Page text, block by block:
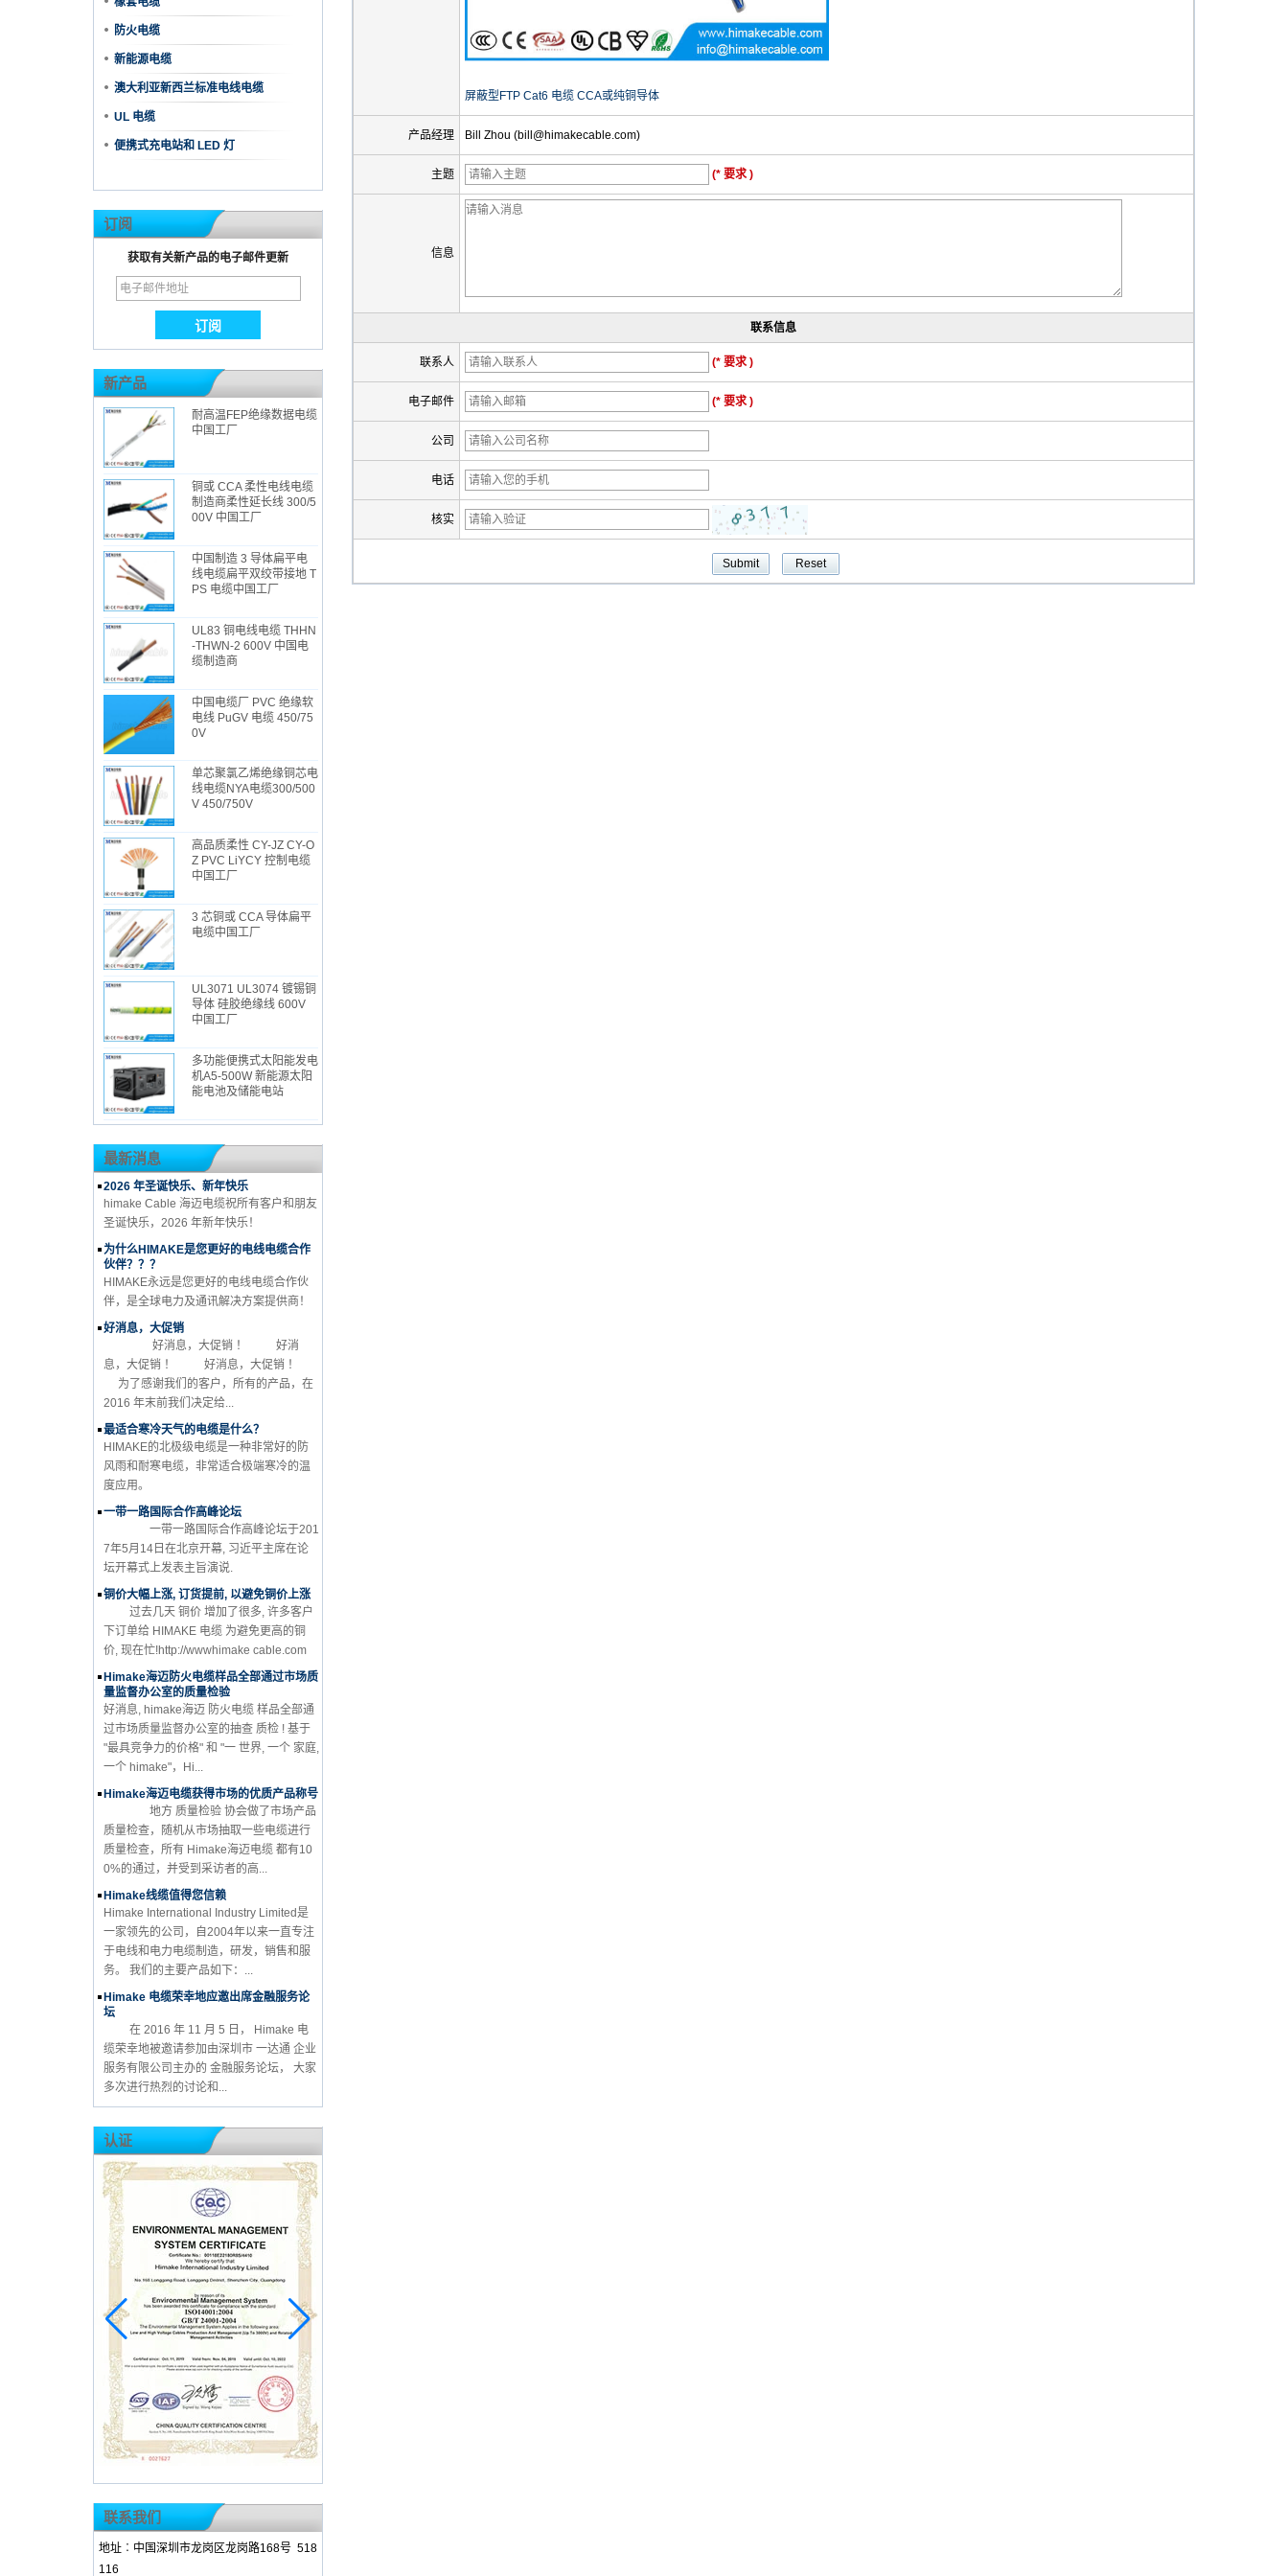
防火电缆
新能源电缆
澳大利亚新西兰标准电线电缆
UL 电缆
便携式充电站和 LED 灯
订阅
获取有关新产品的电子邮件更新
新产品
耐高温FEP绝缘数据电缆
中国工厂
铜或 CCA 柔性电线电缆
制造商柔性延长线 300/5
00V 中国工厂
中国制造 3 导体扁平电
线电缆扁平双绞带接地 T
PS 电缆中国工厂
UL83 铜电线电缆 THHN
-THWN-2 600V 中国电
缆制造商
中国电缆厂 PVC 绝缘软
电线 PuGV 电缆 450/75
0V
单芯聚氯乙烯绝缘铜芯电
线电缆NYA电缆300/500
V 450/750V
高品质柔性 CY-JZ CY-O
Z PVC LiYCY 控制电缆
中国工厂
3 芯铜或 CCA 导体扁平
电缆中国工厂
UL3071 UL3074 镀锡铜
导体 硅胶绝缘线 600V
中国工厂
多功能便携式太阳能发电
机A5-500W 新能源太阳
能电池及储能电站
最新消息
2026 年圣诞快乐、新年快乐
himake Cable 海迈电缆祝所有客户和朋友
圣诞快乐，2026 年新年快乐！
为什么HIMAKE是您更好的电线电缆合作
伙伴？？？
HIMAKE永远是您更好的电线电缆合作伙
伴，是全球电力及通讯解决方案提供商！
好消息，大促销
好消息，大促销 ！ 好消
息，大促销 ！ 好消息，大促销 ！
为了感谢我们的客户，所有的产品，在
2016 年末前我们决定给...
最适合寒冷天气的电缆是什么？
HIMAKE的北极级电缆是一种非常好的防
风雨和耐寒电缆，非常适合极端寒冷的温
度应用。
一带一路国际合作高峰论坛
一带一路国际合作高峰论坛于201
7年5月14日在北京开幕, 习近平主席在论
坛开幕式上发表主旨演说.
铜价大幅上涨, 订货提前, 以避免铜价上涨
过去几天 铜价 增加了很多, 许多客户
下订单给 HIMAKE 电缆 为避免更高的铜
价, 现在忙!http://wwwhimake cable.com
Himake海迈防火电缆样品全部通过市场质
量监督办公室的质量检验
好消息, himake海迈 防火电缆 样品全部通
过市场质量监督办公室的抽查 质检 ! 基于
"最具竞争力的价格" 和 "一 世界, 一个 家庭,
一个 himake"，Hi...
Himake海迈电缆获得市场的优质产品称号
地方 质量检验 协会做了市场产品
质量检查，随机从市场抽取一些电缆进行
质量检查，所有 Himake海迈电缆 都有10
0%的通过，并受到采访者的高...
Himake线缆值得您信赖
Himake International Industry Limited是
一家领先的公司，自2004年以来一直专注
于电线和电力电缆制造，研发，销售和服
务。 我们的主要产品如下：...
Himake 电缆荣幸地应邀出席金融服务论
坛
在 2016 年 11 月 5 日， Himake 电
缆荣幸地被邀请参加由深圳市 一达通 企业
服务有限公司主办的 金融服务论坛， 大家
多次进行热烈的讨论和...
认证
联系我们
地址︰中国深圳市龙岗区龙岗路168号 518
116
屏蔽型FTP Cat6 电缆 CCA或纯铜导体
产品经理 Bill Zhou (bill@himakecable.com)
主题 (* 要求 )
信息
联系信息
联系人 (* 要求 )
电子邮件 (* 要求 )
公司
电话
核实